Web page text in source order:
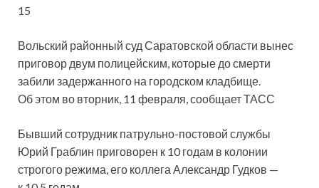
15
Вольский районный суд Саратовской области вынес
приговор двум полицейским, которые до смерти
забили задержанного на городском кладбище.
Об этом во вторник, 11 февраля, сообщает ТАСС
Бывший сотрудник патрульно-постовой службы
Юрий Граблин приговорен к 10 годам в колонии
строгого режима, его коллега Александр Гудков —